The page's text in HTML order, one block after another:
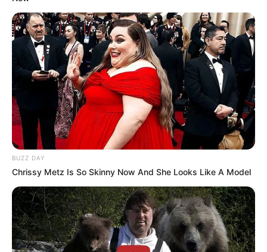
BUZZ DAY
Chrissy Metz Is So Skinny Now And She Looks Like A Model